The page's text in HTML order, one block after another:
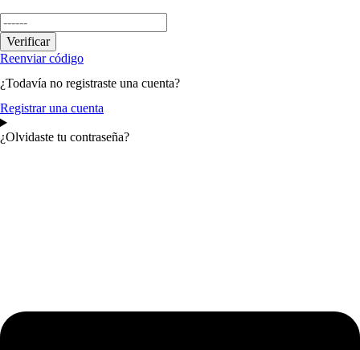
Verificar
Reenviar código
¿Todavía no registraste una cuenta?
Registrar una cuenta
¿Olvidaste tu contraseña?